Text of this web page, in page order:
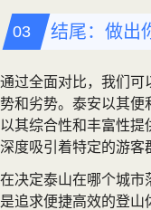
结尾：做出
通过全面对比，我们可
势和劣势。泰安以其便
以其综合性和丰富性
深度吸引着特定的游客
在决定泰山在哪个城市
是追求便捷高效的登山